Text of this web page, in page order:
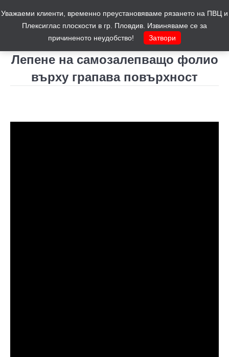
Лепене на самозалепващо фолио
върху грапава повърхност
Уважаеми клиенти, временно преустановяваме рязането на ПВЦ и
Плексиглас плоскости в гр. Пловдив. Извиняваме се за
причиненото неудобство!
Затвори